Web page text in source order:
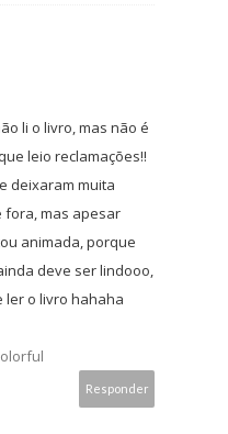
li o livro, mas não é
leio reclamações!!
deixaram muita
fora, mas apesar
animada, porque
deve ser lindooo,
ler o livro hahaha
Responder